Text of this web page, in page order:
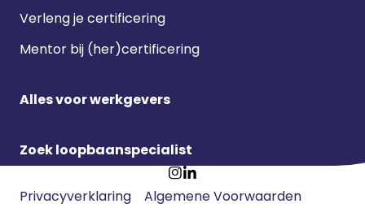
Verleng je certificering
Mentor bij (her)certificering
Alles voor werkgevers
Zoek loopbaanspecialist
GaGa
Footer
Privacyverklaring
Algemene Voorwaarden